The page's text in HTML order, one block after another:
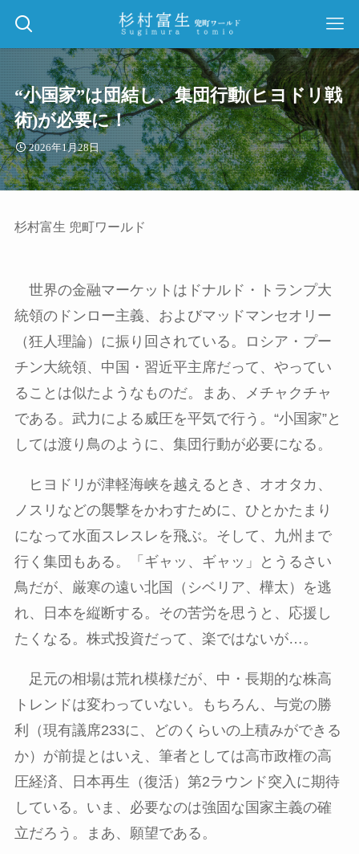
“小国家”は団結し、集団行動(ヒヨドリ戦
術)が必要に！
2026年1月28日
杉村富生 兜町ワールド
世界の金融マーケットはドナルド・トランプ大
統領のドンロー主義、およびマッドマンセオリー
（狂人理論）に振り回されている。ロシア・プー
チン大統領、中国・習近平主席だって、やってい
ることは似たようなものだ。まあ、メチャクチャ
である。武力による威圧を平気で行う。 “小国家”と
しては渡り鳥のように、集団行動が必要になる。
ヒヨドリが津軽海峡を越えるとき、オオタカ、
ノスリなどの襲撃をかわすために、ひとかたまり
になって水面スレスレを飛ぶ。そして、九州まで
行く集団もある。「ギャッ、ギャッ」とうるさい
鳥だが、厳寒の遠い北国（シベリア、樺太）を逃
れ、日本を縦断する。その苦労を思うと、応援し
たくなる。株式投資だって、楽ではないが… 。
足元の相場は荒れ模様だが、中・長期的な株高
トレンドは変わっていない。もちろん、与党の勝
利（現有議席233に、どのくらいの上積みができる
か）が前提とはいえ、筆者としては高市政権の高
圧経済、日本再生（復活）第2ラウンド突入に期待
している。いま、必要なのは強固な国家主義の確
立だろう。まあ、願望である。